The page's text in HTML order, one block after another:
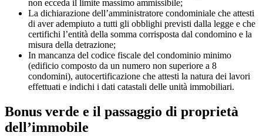
non ecceda il limite massimo ammissibile;
La dichiarazione dell’amministratore condominiale che attesti
di aver adempiuto a tutti gli obblighi previsti dalla legge e che
certifichi l’entità della somma corrisposta dal condomino e la
misura della detrazione;
In mancanza del codice fiscale del condominio minimo
(edificio composto da un numero non superiore a 8
condomini), autocertificazione che attesti la natura dei lavori
effettuati e indichi i dati catastali delle unità immobiliari.
Bonus verde e il passaggio di proprietà
dell’immobile